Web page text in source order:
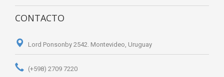
CONTACTO
Lord Ponsonby 2542. Montevideo, Uruguay
(+598) 2709 7220